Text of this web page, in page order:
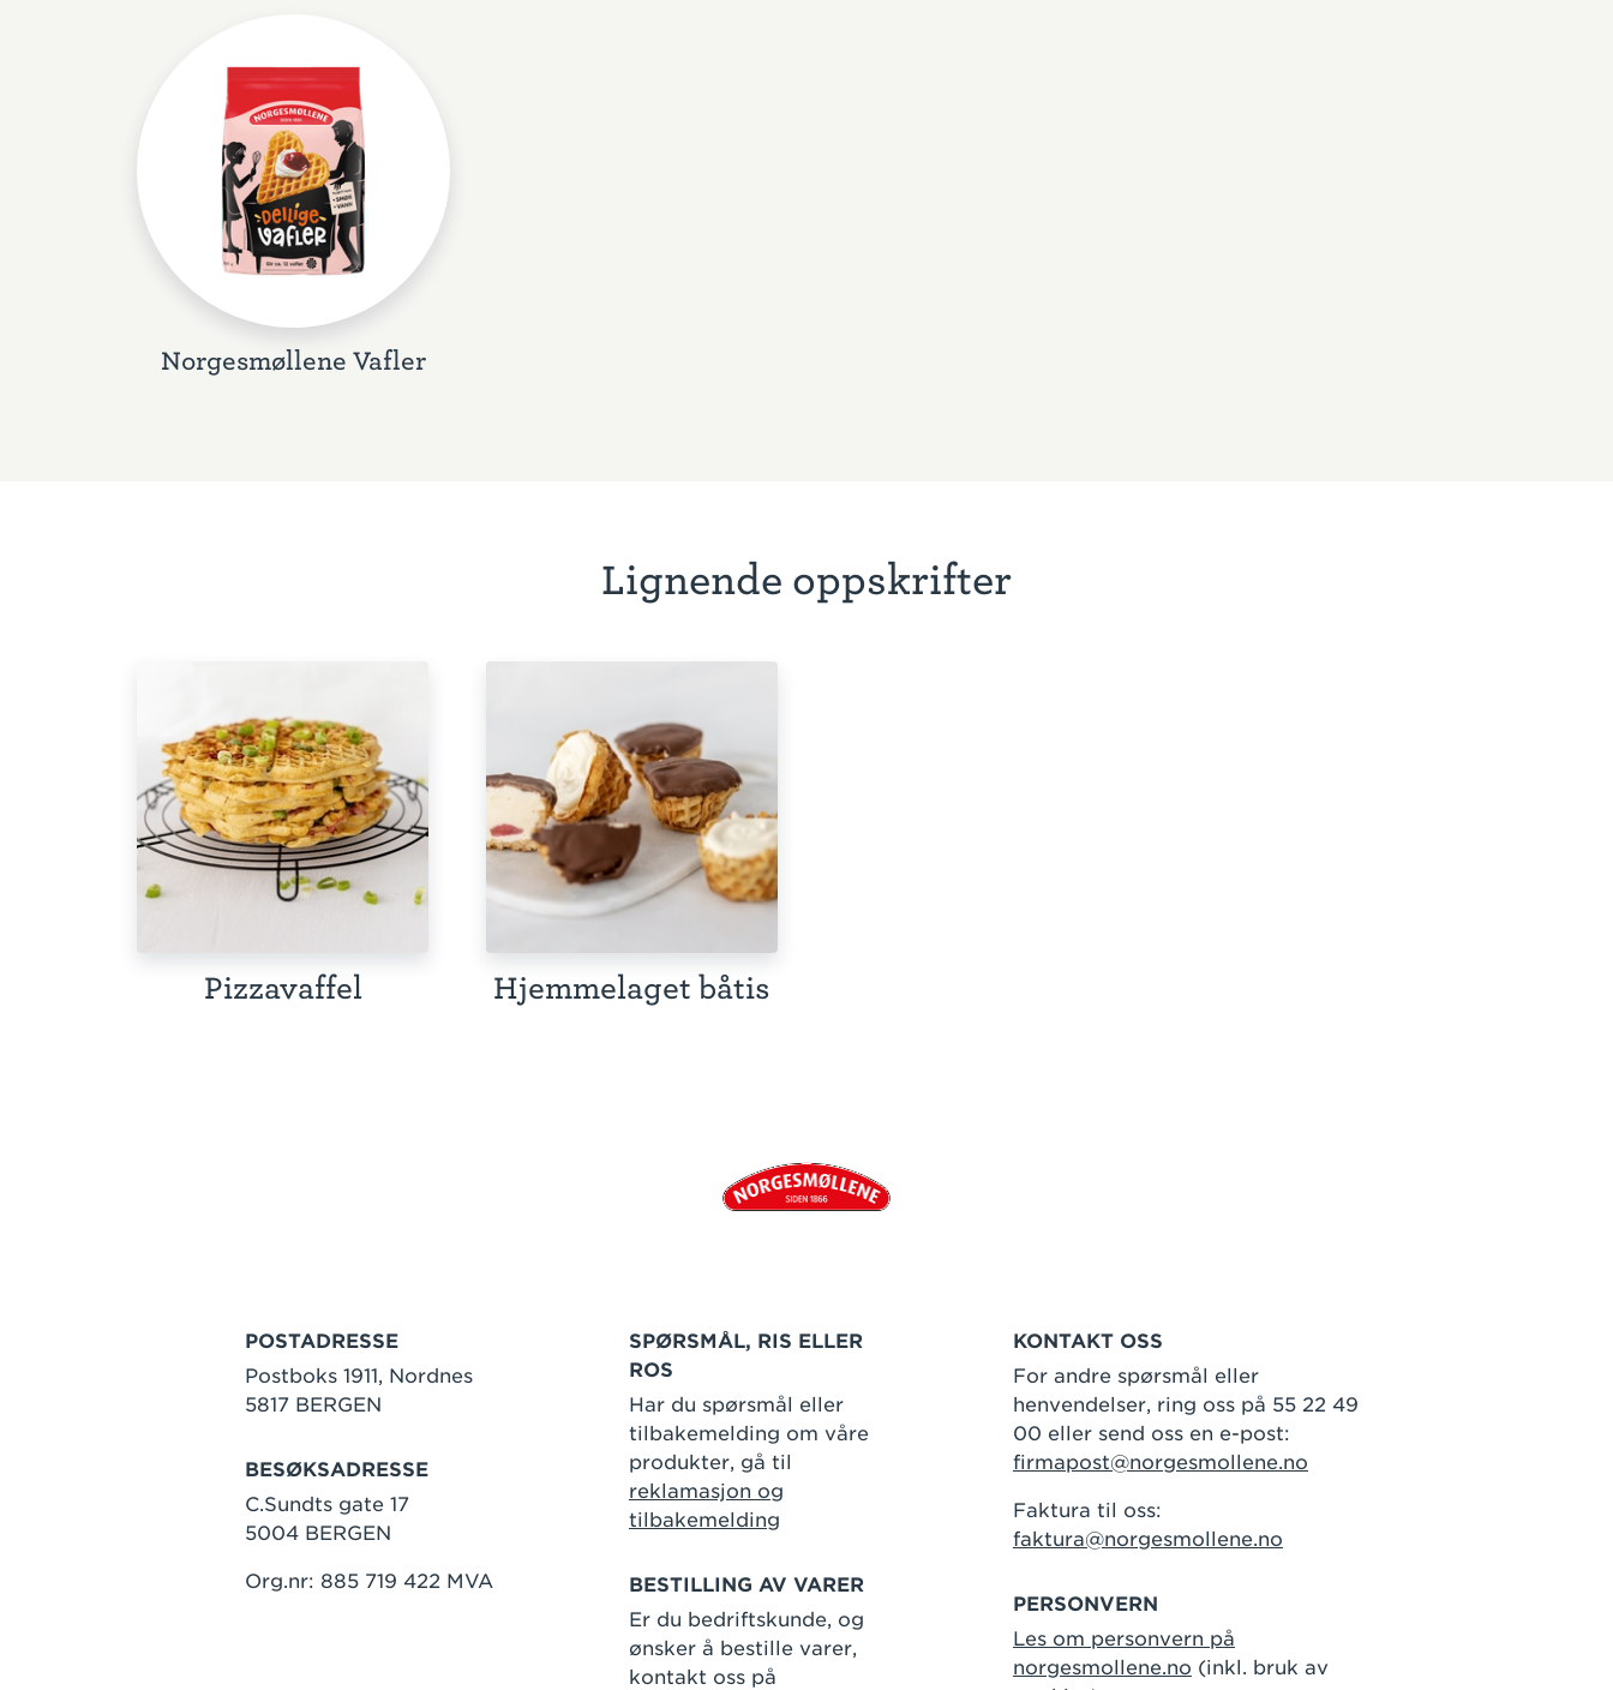
Norgesmøllene Vafler
Lignende oppskrifter
Pizzavaffel Hjemmelaget båtis
POSTADRESSE
Postboks 1911, Nordnes
5817 BERGEN
BESØKSADRESSE
C.Sundts gate 17
5004 BERGEN
Org.nr: 885 719 422 MVA
SPØRSMÅL, RIS ELLER
ROS
Har du spørsmål eller
tilbakemelding om våre
produkter, gå til
reklamasjon og
tilbakemelding
BESTILLING AV VARER
Er du bedriftskunde, og
ønsker å bestille varer,
kontakt oss på
KONTAKT OSS
For andre spørsmål eller
henvendelser, ring oss på 55 22 49
00 eller send oss en e-post:
firmapost@norgesmollene.no
Faktura til oss:
faktura@norgesmollene.no
PERSONVERN
Les om personvern på
norgesmollene.no (inkl. bruk av